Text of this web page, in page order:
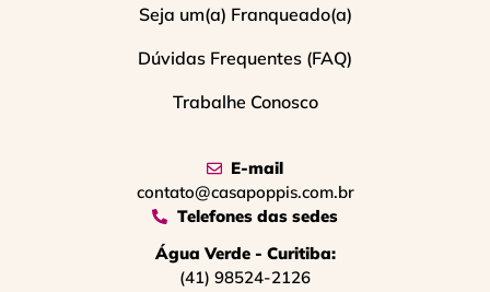
Seja um(a) Franqueado(a)
Dúvidas Frequentes (FAQ)
Trabalhe Conosco
E-mail
contato@casapoppis.com.br
Telefones das sedes
Água Verde - Curitiba:
(41) 98524-2126